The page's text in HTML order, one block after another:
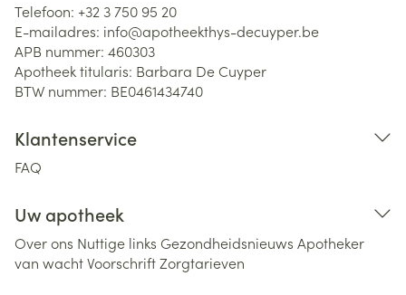
Telefoon: +32 3 750 95 20
E-mailadres: info@apotheekthys-decuyper.be
APB nummer: 460303
Apotheek titularis: Barbara De Cuyper
BTW nummer: BE0461434740
Klantenservice
FAQ
Uw apotheek
Over ons Nuttige links Gezondheidsnieuws Apotheker
van wachtVoorschriftZorgtarieven